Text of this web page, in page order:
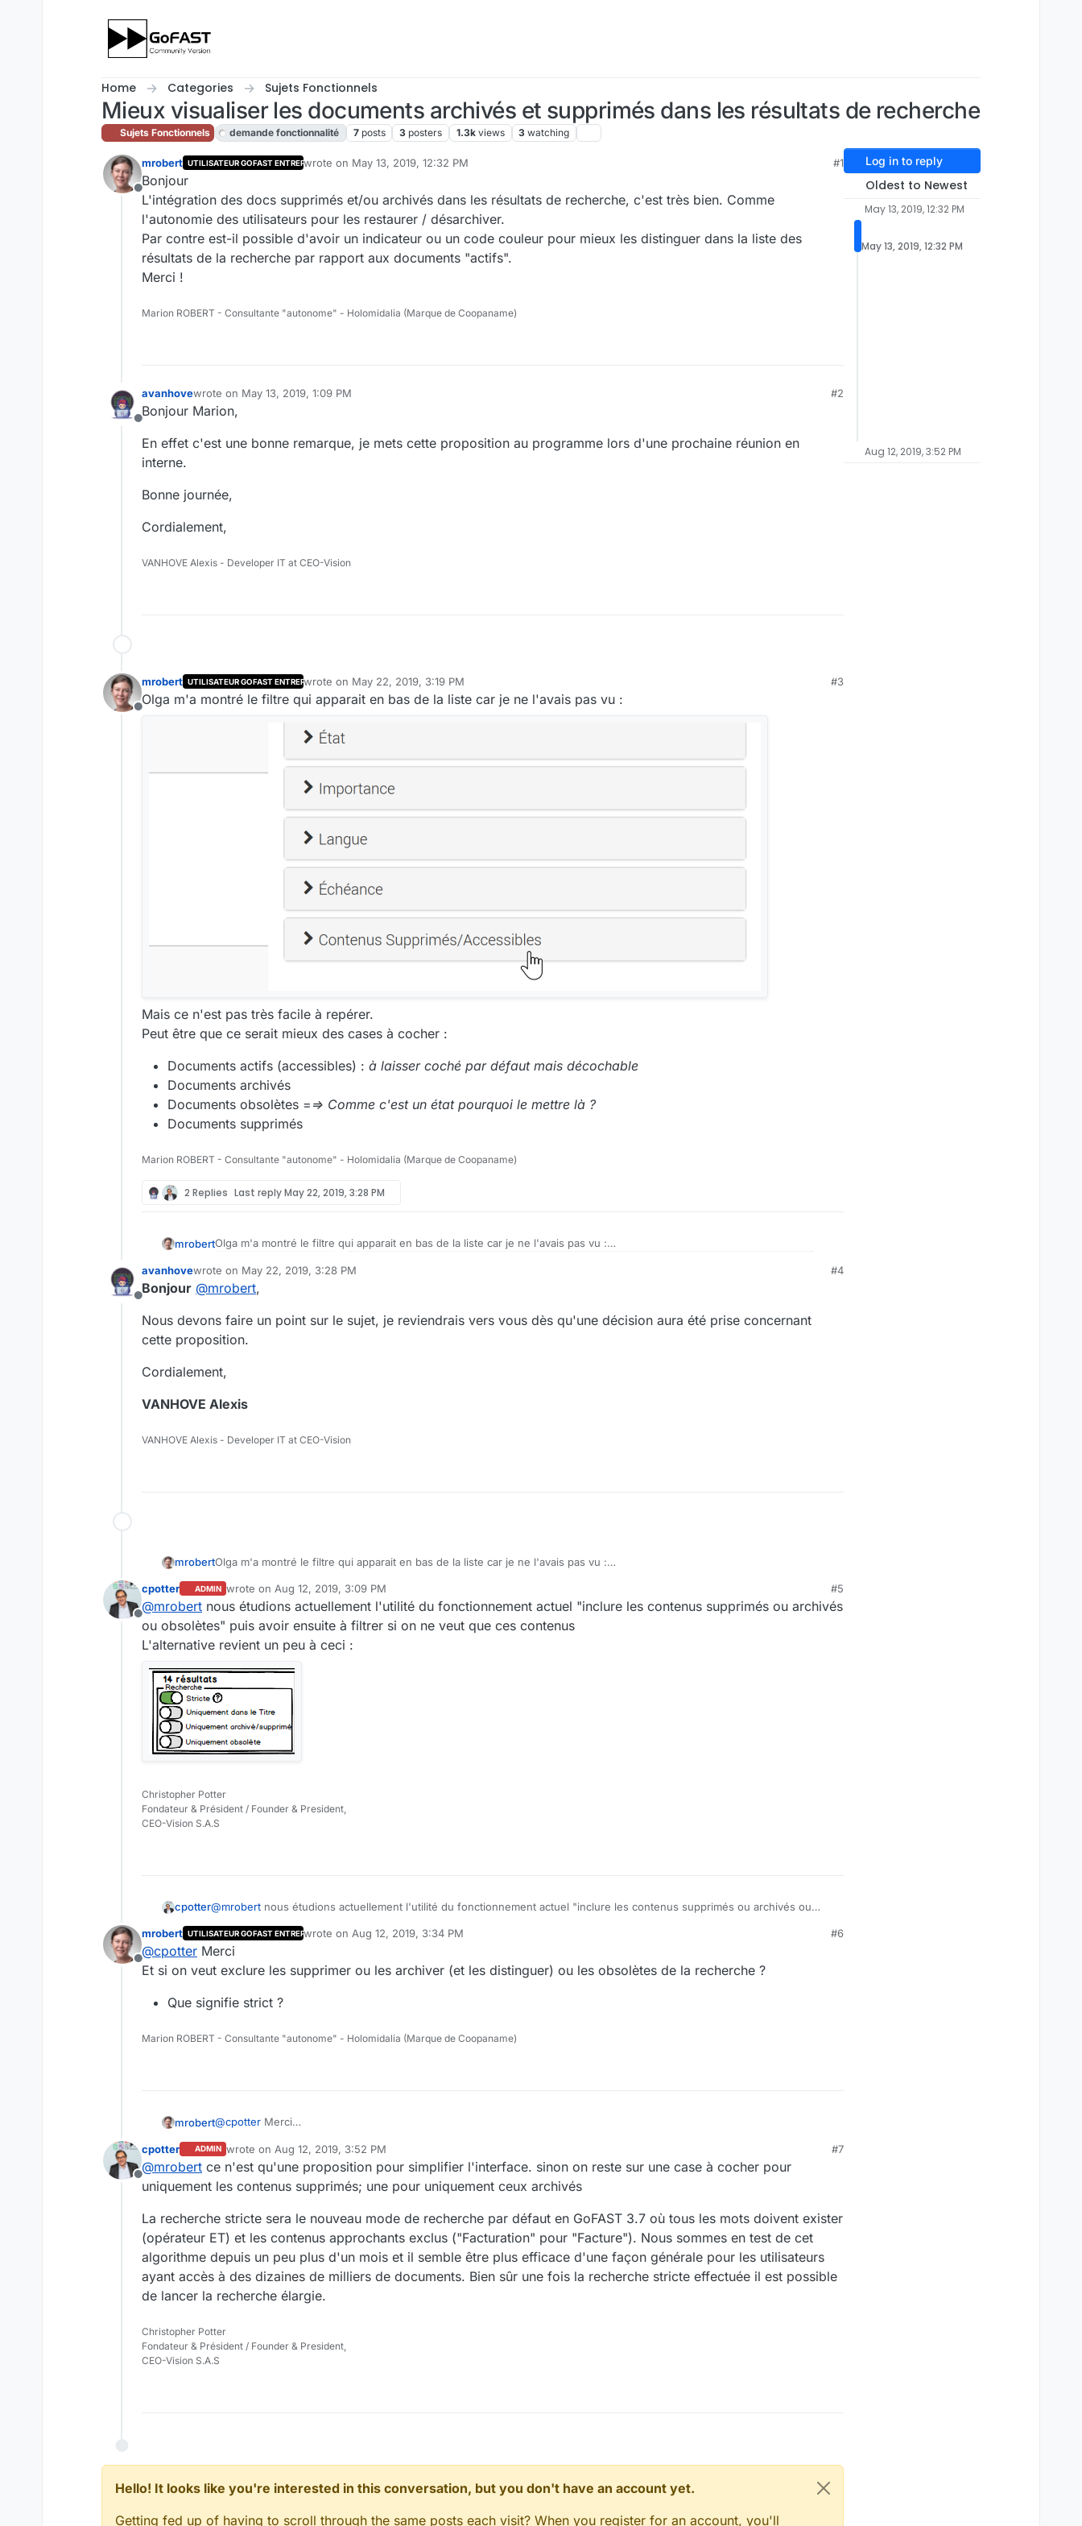
Home Categories Sujets Fonctionnels
Mieux visualiser les documents archivés et supprimés dans les résultats de recherche
Sujets Fonctionnels demande fonctionnalité 7 posts 3 posters 1.3k views 3 watching
Offline
mrobert UTILISATEUR GOFAST ENTREPRISEwrote on May 13, 2019, 12:32 PM
last edited by cpotterMay 14, 2019, 7:50 PM
#1
Bonjour
L'intégration des docs supprimés et/ou archivés dans les résultats de recherche, c'est très bien. Comme
l'autonomie des utilisateurs pour les restaurer / désarchiver.
Par contre est-il possible d'avoir un indicateur ou un code couleur pour mieux les distinguer dans la liste des
résultats de la recherche par rapport aux documents "actifs".
Merci !
Marion ROBERT - Consultante "autonome" - Holomidalia (Marque de Coopaname)
Offline
avanhovewrote on May 13, 2019, 1:09 PM
last edited by
#2
Bonjour Marion,
En effet c'est une bonne remarque, je mets cette proposition au programme lors d'une prochaine réunion en
interne.
Bonne journée,
Cordialement,
VANHOVE Alexis - Developer IT at CEO-Vision
Offline
mrobert UTILISATEUR GOFAST ENTREPRISEwrote on May 22, 2019, 3:19 PM
last edited by mrobertMay 22, 2019, 5:20 PM
#3
Olga m'a montré le filtre qui apparait en bas de la liste car je ne l'avais pas vu :
Mais ce n'est pas très facile à repérer.
Peut être que ce serait mieux des cases à cocher :
Documents actifs (accessibles) : à laisser coché par défaut mais décochable
Documents archivés
Documents obsolètes ==> Comme c'est un état pourquoi le mettre là ?
Documents supprimés
Marion ROBERT - Consultante "autonome" - Holomidalia (Marque de Coopaname)
2 Replies Last replyMay 22, 2019, 3:28 PM
mrobertOlga m'a montré le filtre qui apparait en bas de la liste car je ne l'avais pas vu :
Documents actifs (accessibles) :
Documents archivés
Documents supprimés
Offline
avanhovewrote on May 22, 2019, 3:28 PM
last edited by
#4
Bonjour @mrobert,
Nous devons faire un point sur le sujet, je reviendrais vers vous dès qu'une décision aura été prise concernant
cette proposition.
Cordialement,
VANHOVE Alexis
VANHOVE Alexis - Developer IT at CEO-Vision
mrobertOlga m'a montré le filtre qui apparait en bas de la liste car je ne l'avais pas vu :
Documents actifs (accessibles) :
Documents archivés
Documents obsolètes ==> Comme c'est un état pourquoi le mettre là ?
Documents supprimés
Offline
cpotter ADMIN wrote on Aug 12, 2019, 3:09 PM
last edited by
#5
@mrobert nous étudions actuellement l'utilité du fonctionnement actuel "inclure les contenus supprimés ou archivés
ou obsolètes" puis avoir ensuite à filtrer si on ne veut que ces contenus
L'alternative revient un peu à ceci :
Christopher Potter
Fondateur & Président / Founder & President,
CEO-Vision S.A.S
cpotter@mrobert nous étudions actuellement l'utilité du fonctionnement actuel "inclure les contenus supprimés ou archivés ou
L'alternative revient un peu à ceci :
Offline
mrobert UTILISATEUR GOFAST ENTREPRISEwrote on Aug 12, 2019, 3:34 PM
last edited by
#6
@cpotter Merci
Et si on veut exclure les supprimer ou les archiver (et les distinguer) ou les obsolètes de la recherche ?
Que signifie strict ?
Marion ROBERT - Consultante "autonome" - Holomidalia (Marque de Coopaname)
mrobert@cpotter Merci
Que signifie strict ?
Offline
cpotter ADMIN wrote on Aug 12, 2019, 3:52 PM
last edited by
#7
@mrobert ce n'est qu'une proposition pour simplifier l'interface. sinon on reste sur une case à cocher pour
uniquement les contenus supprimés; une pour uniquement ceux archivés
La recherche stricte sera le nouveau mode de recherche par défaut en GoFAST 3.7 où tous les mots doivent exister
(opérateur ET) et les contenus approchants exclus ("Facturation" pour "Facture"). Nous sommes en test de cet
algorithme depuis un peu plus d'un mois et il semble être plus efficace d'une façon générale pour les utilisateurs
ayant accès à des dizaines de milliers de documents. Bien sûr une fois la recherche stricte effectuée il est possible
de lancer la recherche élargie.
Christopher Potter
Fondateur & Président / Founder & President,
CEO-Vision S.A.S
Hello! It looks like you're interested in this conversation, but you don't have an account yet.
Getting fed up of having to scroll through the same posts each visit? When you register for an account, you'll
Log in to reply
Oldest to Newest
May 13, 2019, 12:32 PM
May 13, 2019, 12:32 PM
Aug 12, 2019, 3:52 PM